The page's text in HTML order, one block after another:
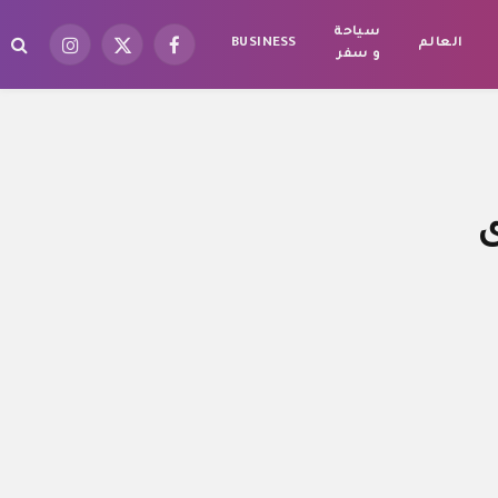
العالم
سياحة
و سفر
BUSINESS فيسبوكX
الانستغرام